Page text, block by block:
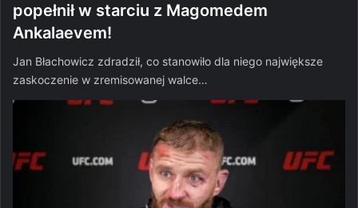
popełnił w starciu z Magomedem
Ankalaevem!
Jan Błachowicz zdradził, co stanowiło dla niego największe
zaskoczenie w zremisowanej walce…